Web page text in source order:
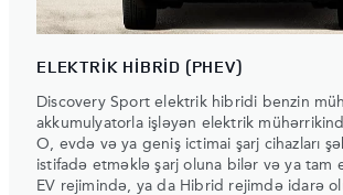
ELEKTRİK HİBRİD (PHEV)
Discovery Sport elektrik hibridi benzin
akkumulyatorla işləyən elektrik
O, evdə və ya geniş ictimai şarj cihazları
istifadə etməklə şarj oluna bilər və ya tam
EV rejimində, ya da Hibrid rejimdə idarə